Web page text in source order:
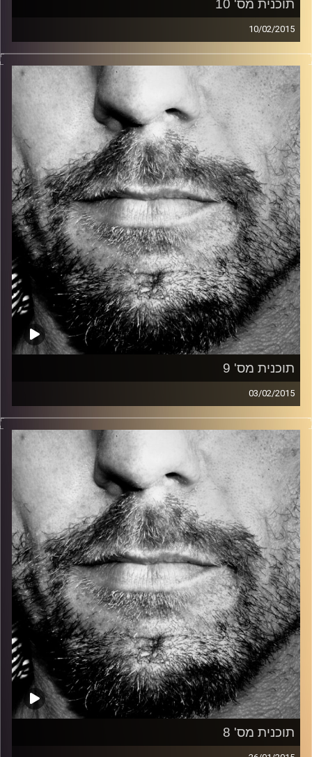
תוכנית מס' 10
10/02/2015
זיפים, מוזיקה מחוספסת של הופעות חיות. הרבה ג'אם, רוק,
בלוז, bluegrass, ג'אז, Fאנק, פרוגרסיב ואפילו אלקטרוניקה.
כל מה שחי, אמיתי ונושם.
עם שמוליק רגב.
קרדיט תמונות: David Goehring
תוכנית מס' 9
03/02/2015
זיפים, מוזיקה מחוספסת של הופעות חיות. הרבה ג'אם, רוק,
בלוז, bluegrass, ג'אז, Fאנק, פרוגרסיב ואפילו אלקטרוניקה.
כל מה שחי, אמיתי ונושם.
עם שמוליק רגב.
קרדיט תמונות: David Goehring
תוכנית מס' 8